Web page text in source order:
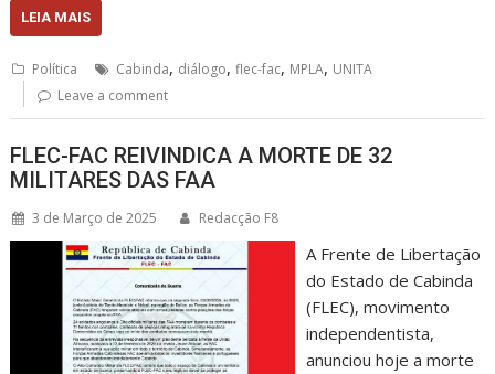
LEIA MAIS
Política Cabinda, diálogo,flec-fac, MPLA, UNITA
Leave a comment
FLEC-FAC REIVINDICA A MORTE DE 32
MILITARES DAS FAA
3 de Março de 2025 Redacção F8
A Frente de Libertação
do Estado de Cabinda
(FLEC), movimento
independentista,
anunciou hoje a morte